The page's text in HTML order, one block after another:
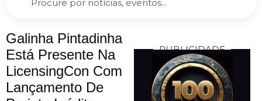
Galinha Pintadinha
Está Presente Na
LicensingCon Com
Lançamento De
PUBLICIDADE